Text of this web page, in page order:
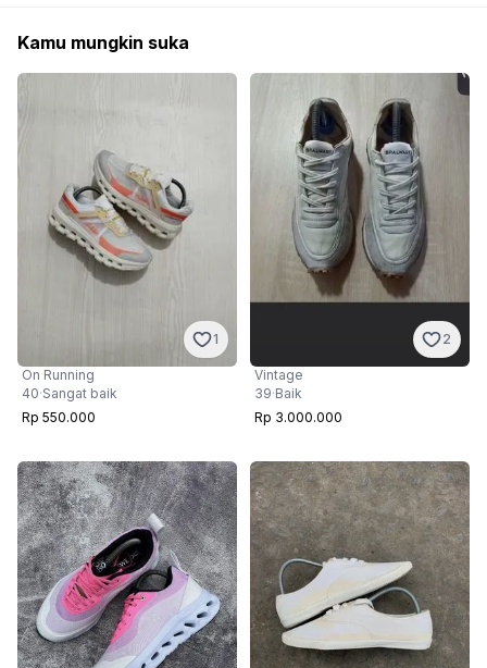
Kamu mungkin suka
1
On Running
40·Sangat baik
Rp 550.000
2
Vintage
39·Baik
Rp 3.000.000